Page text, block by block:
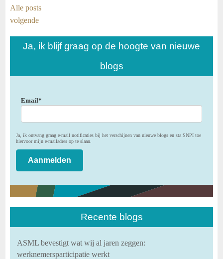
Alle posts
volgende
Ja, ik blijf graag op de hoogte van nieuwe
blogs
Email*
Ja, ik ontvang graag e-mail notificaties bij het verschijnen van nieuwe blogs en sta SNPI toe
hiervoor mijn e-mailadres op te slaan.
Recente blogs
ASML bevestigt wat wij al jaren zeggen:
werknemersparticipatie werkt